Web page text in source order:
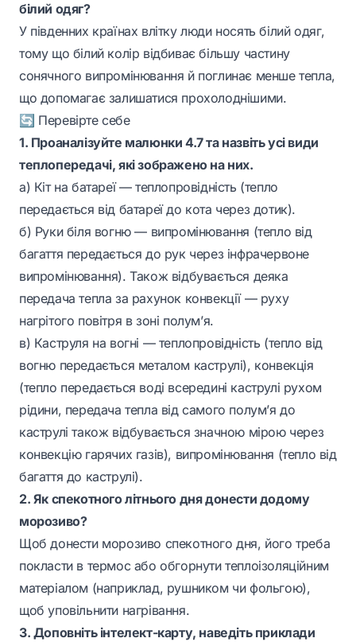
білий одяг?
У південних країнах влітку люди носять білий одяг,
тому що білий колір відбиває більшу частину
сонячного випромінювання й поглинає менше тепла,
що допомагає залишатися прохолоднішими.
🔄 Перевірте себе
1. Проаналізуйте малюнки 4.7 та назвіть усі види
теплопередачі, які зображено на них.
а) Кіт на батареї — теплопровідність (тепло
передається від батареї до кота через дотик).
б) Руки біля вогню — випромінювання (тепло від
багаття передається до рук через інфрачервоне
випромінювання). Також відбувається деяка
передача тепла за рахунок конвекції— руху
нагрітого повітря в зоні полум’я.
в) Каструля на вогні — теплопровідність (тепло від
вогню передається металом каструлі), конвекція
(тепло передається воді всередині каструлі рухом
рідини, передача тепла від самого полум’я до
каструлі також відбувається значною мірою через
конвекцію гарячих газів), випромінювання (тепло від
багаття до каструлі).
2. Як спекотного літнього дня донести додому
морозиво?
Щоб донести морозиво спекотного дня, його треба
покласти в термос або обгорнути теплоізоляційним
матеріалом (наприклад, рушником чи фольгою),
щоб уповільнити нагрівання.
3. Доповніть інтелект-карту, наведіть приклади